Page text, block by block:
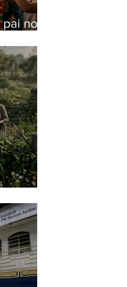
pai no